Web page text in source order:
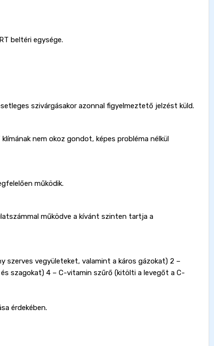
beltéri egysége.
szivárgásakor azonnal figyelmeztető jelzést küld.
nem okoz gondot, képes probléma nélkül
működik.
működve a kívánt szinten tartja a
szerves vegyületeket, valamint a káros gázokat) 2 –
szagokat) 4 – C-vitamin szűrő (kitölti a levegőt a C-
érdekében.